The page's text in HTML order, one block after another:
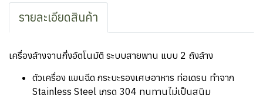
รายละเอียดสินค้า
เครื่องล้างจานกึ่งอัตโนมัติ ระบบสายพาน แบบ 2 ถังล้าง
ตัวเครื่อง แขนฉีด กระบะรองเศษอาหาร ท่อเดรน ทำจาก
Stainless Steel เกรด 304 ทนทานไม่เป็นสนิม